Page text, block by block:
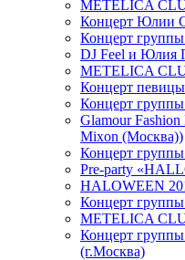
METELICA
Концерт Юлии
Концерт
DJ Feel и Юлия
METELICA
Концерт
Концерт
Glamour
Mixon (Москва))
Концерт
Pre-party
HALOWEEN
Концерт
METELICA
Концерт
(г.Москва)